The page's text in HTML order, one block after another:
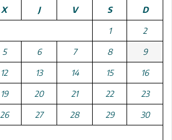
X J V S D
1 2
5 6 7 8 9
12 13 14 15 16
19 20 21 22 23
26 27 28 29 30